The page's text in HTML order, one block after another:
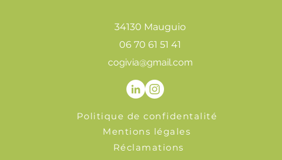
34130 Mauguio
06 70 61 51 41
cogivia@gmail.com
Politique de confidentalité
Mentions légales
Réclamations